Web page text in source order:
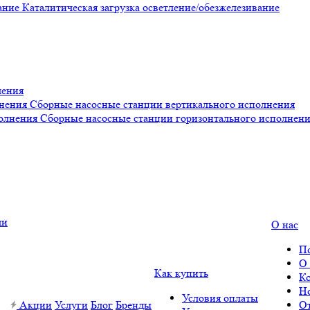
Каталитическая загрузка осветление/обезжелезивание
Сборные насосные станции вертикального исполнения
Сборные насосные станции горизонтального
Акции Услуги Блог Бренды
Как купить
Условия оплаты
О нас
О